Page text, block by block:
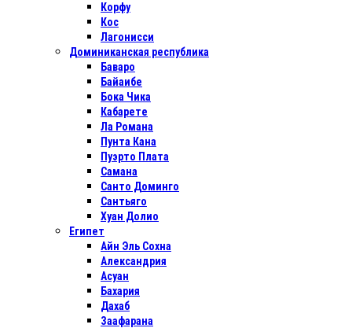
Корфу
Кос
Лагонисси
Доминиканская республика
Баваро
Байаибе
Бока Чика
Кабарете
Ла Романа
Пунта Кана
Пуэрто Плата
Самана
Санто Доминго
Сантьяго
Хуан Долио
Египет
Айн Эль Сохна
Александрия
Асуан
Бахария
Дахаб
Заафарана